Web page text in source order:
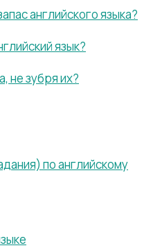
английского языка?
язык?
не зубря их?
по английскому